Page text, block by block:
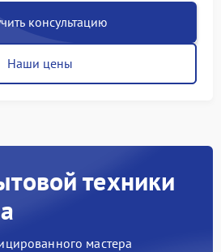
консультацию
Наши цены
техники
мастера